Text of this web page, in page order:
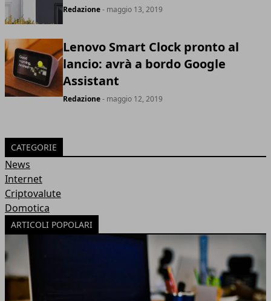
Redazione- maggio 13, 2019
Lenovo Smart Clock pronto al
lancio: avrà a bordo Google
Assistant
Redazione- maggio 12, 2019
CATEGORIE
News
Internet
Criptovalute
Domotica
ARTICOLI POPOLARI